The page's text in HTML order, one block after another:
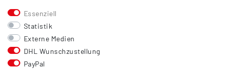
Kontakt
Versand
Zahlung
Vertrag widerrufen
Essenziell
Statistik
Externe Medien
DHL Wunschzustellung
PayPal